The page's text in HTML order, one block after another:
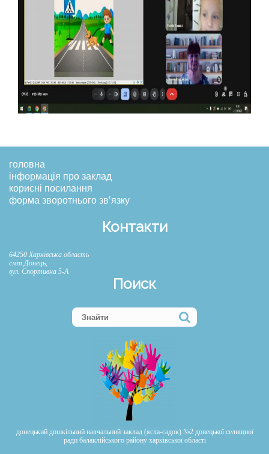
донецький дошкільний навчальний заклад (ясла-садок) №2 донецької селищної
ради балаклійського району харківської області
головна
інформація про заклад
корисні посилання
форма зворотнього зв’язку
Контакти
64250 Харківська область
смт.Донець,
вул. Спортивна 5-А
Поиск